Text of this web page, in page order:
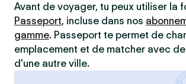
Avant de voyager, tu peux utiliser la
Passeport, incluse dans nos
gamme. Passeport te permet de
emplacement et de matcher avec
d'une autre ville.